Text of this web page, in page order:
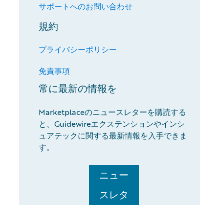
サポートへのお問い合わせ
規約
プライバシーポリシー
免責事項
常に最新の情報を
Marketplaceのニュースレターを購読する
と、Guidewireエクステンションやインシ
ュアテックに関する最新情報を入手できま
す。
ニュー
スレタ